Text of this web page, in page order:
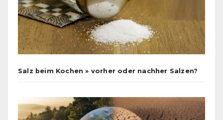
Salz beim Kochen » vorher oder nachher Salzen?